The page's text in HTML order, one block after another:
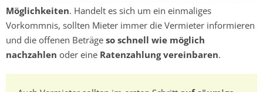
Möglichkeiten. Handelt es sich um ein einmaliges
Vorkommnis, sollten Mieter immer die Vermieter informieren
und die offenen Beträge so schnell wie möglich
nachzahlen oder eine Ratenzahlung vereinbaren.